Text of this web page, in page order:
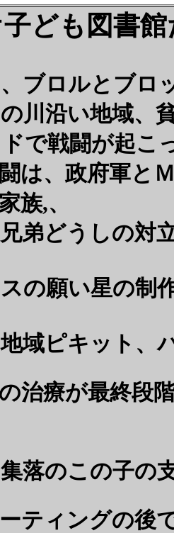
ども図書
ブロルとブロ
沿い地域、貧
で戦闘が起こ
、政府軍とＭ
族,、
どうしの対
の願い星の制
域ピキット、
治療が最終段
落のこの子の
ティングの後